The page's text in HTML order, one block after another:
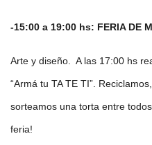
-15:00 a 19:00 hs: FERIA DE
Arte y diseño. A las 17:00 hs
“Armá tu TA TE TI”.
sorteamos una torta entre
feria!